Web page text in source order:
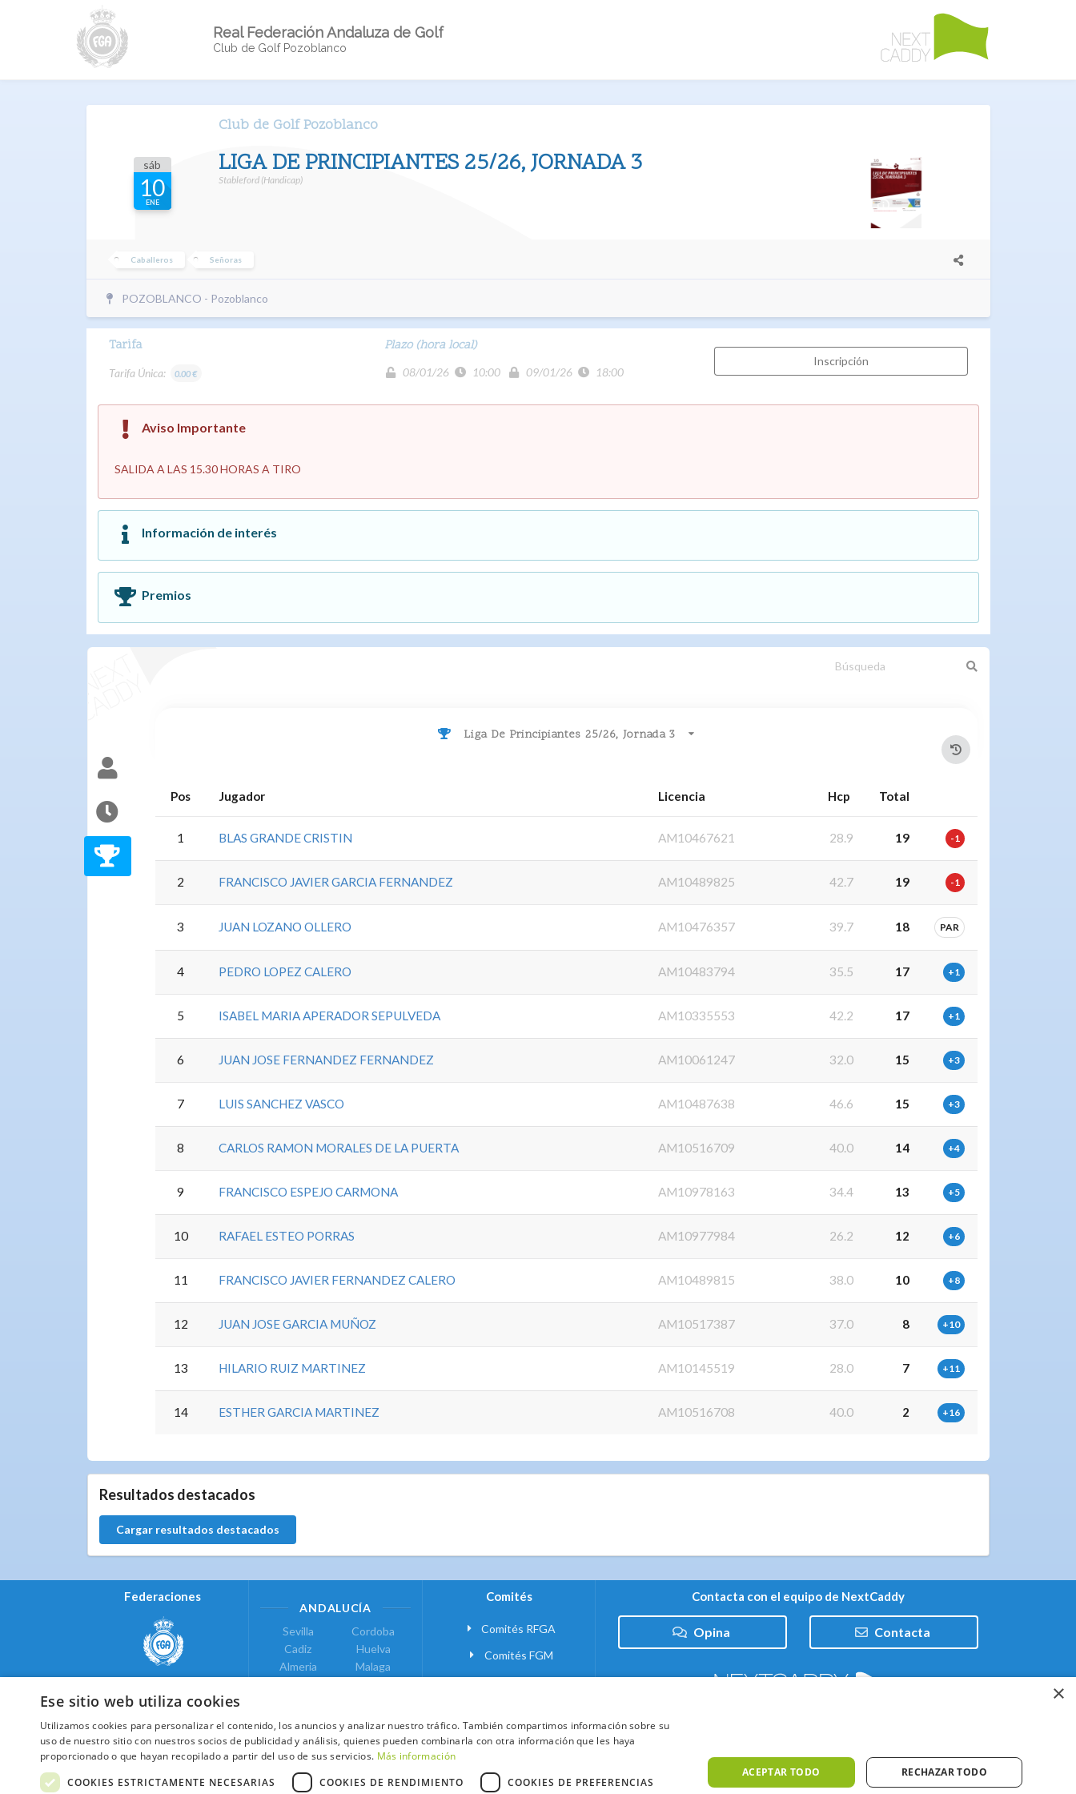
Real Federación Andaluza de Golf
Club de Golf Pozoblanco
Club de Golf Pozoblanco
sáb
10
ENE
LIGA DE PRINCIPIANTES 25/26, JORNADA 3
Stableford (Handicap)
Caballeros Señoras
POZOBLANCO - Pozoblanco
Tarifa
Tarifa Única: 0.00 €
Plazo (hora local)
08/01/26 10:00 09/01/26 18:00
Inscripción
Aviso Importante
SALIDA A LAS 15.30 HORAS A TIRO
Información de interés
Premios
Liga De Principiantes 25/26, Jornada 3
Pos Jugador Licencia Hcp Total
1 BLAS GRANDE CRISTIN AM10467621 28.9 19 -1
2 FRANCISCO JAVIER GARCIA FERNANDEZ AM10489825 42.7 19 -1
3 JUAN LOZANO OLLERO AM10476357 39.7 18 PAR
4 PEDRO LOPEZ CALERO AM10483794 35.5 17 +1
5 ISABEL MARIA APERADOR SEPULVEDA AM10335553 42.2 17 +1
6 JUAN JOSE FERNANDEZ FERNANDEZ AM10061247 32.0 15 +3
7 LUIS SANCHEZ VASCO AM10487638 46.6 15 +3
8 CARLOS RAMON MORALES DE LA PUERTA AM10516709 40.0 14 +4
9 FRANCISCO ESPEJO CARMONA AM10978163 34.4 13 +5
10 RAFAEL ESTEO PORRAS AM10977984 26.2 12 +6
11 FRANCISCO JAVIER FERNANDEZ CALERO AM10489815 38.0 10 +8
12 JUAN JOSE GARCIA MUÑOZ AM10517387 37.0 8 +10
13 HILARIO RUIZ MARTINEZ AM10145519 28.0 7 +11
14 ESTHER GARCIA MARTINEZ AM10516708 40.0 2 +16
Resultados destacados
Cargar resultados destacados
Federaciones
Real Federación Andaluza de
Golf
Federación de Golf de Madrid
ANDALUCÍA
Sevilla
Cadiz
Almeria
Cordoba
Huelva
Malaga
Valencia
COMUNIDAD DE MADRID
Madrid
Comités
Comités RFGA
Comités FGM
Contacta con el equipo de NextCaddy
Opina Contacta
×
Ese sitio web utiliza cookies
Utilizamos cookies para personalizar el contenido, los anuncios y analizar nuestro tráfico. También compartimos información sobre su
uso de nuestro sitio con nuestros socios de publicidad y análisis, quienes pueden combinarla con otra información que les haya
proporcionado o que hayan recopilado a partir del uso de sus servicios. Más información
COOKIES ESTRICTAMENTE NECESARIAS
COOKIES DE RENDIMIENTO COOKIES DE PREFERENCIAS
ACEPTAR TODO RECHAZAR TODO